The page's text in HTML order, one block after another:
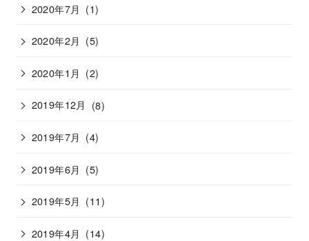
2020年7月 (1)
2020年2月 (5)
2020年1月 (2)
2019年12月 (8)
2019年7月 (4)
2019年6月 (5)
2019年5月 (11)
2019年4月 (14)